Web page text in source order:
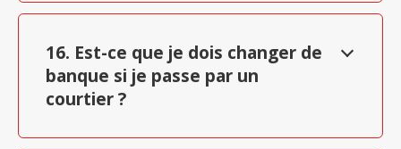
16. Est-ce que je dois changer de
banque si je passe par un
courtier ?